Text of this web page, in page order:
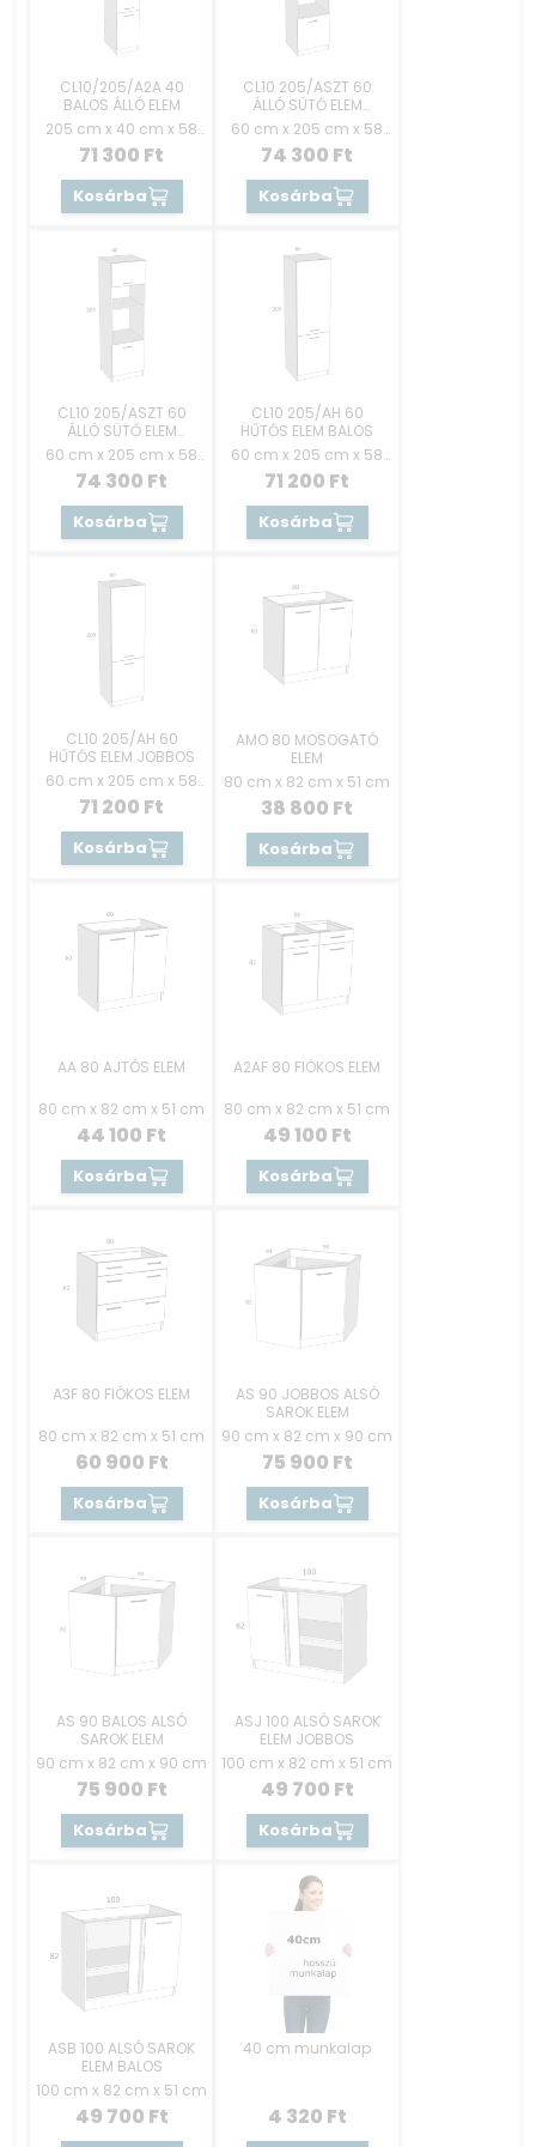
CL10/205/A2A 40
BALOS ÁLLÓ ELEM
205 cm x 40 cm x 58
cm
71 300 Ft
Kosárba
CL10 205/ASZT 60
ÁLLÓ SÜTŐ ELEM
AJTÓS JOBBOS
60 cm x 205 cm x 58
cm
74 300 Ft
Kosárba
CL10 205/ASZT 60
ÁLLÓ SÜTŐ ELEM
AJTÓS BALOS
60 cm x 205 cm x 58
cm
74 300 Ft
Kosárba
CL10 205/AH 60
HŰTŐS ELEM BALOS
60 cm x 205 cm x 58
cm
71 200 Ft
Kosárba
CL10 205/AH 60
HŰTŐS ELEM JOBBOS
60 cm x 205 cm x 58
cm
71 200 Ft
Kosárba
AMO 80 MOSOGATÓ
ELEM
80 cm x 82 cm x 51 cm
38 800 Ft
Kosárba
AA 80 AJTÓS ELEM
80 cm x 82 cm x 51 cm
44 100 Ft
Kosárba
A2AF 80 FIÓKOS ELEM
80 cm x 82 cm x 51 cm
49 100 Ft
Kosárba
A3F 80 FIÓKOS ELEM
80 cm x 82 cm x 51 cm
60 900 Ft
Kosárba
AS 90 JOBBOS ALSÓ
SAROK ELEM
90 cm x 82 cm x 90 cm
75 900 Ft
Kosárba
AS 90 BALOS ALSÓ
SAROK ELEM
90 cm x 82 cm x 90 cm
75 900 Ft
Kosárba
ASJ 100 ALSÓ SAROK
ELEM JOBBOS
100 cm x 82 cm x 51 cm
49 700 Ft
Kosárba
ASB 100 ALSÓ SAROK
ELEM BALOS
100 cm x 82 cm x 51 cm
49 700 Ft
40 cm munkalap
4 320 Ft